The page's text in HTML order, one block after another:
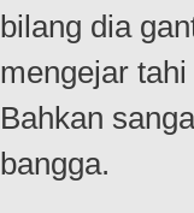
bilang dia
mengejar
Bahkan
bangga.